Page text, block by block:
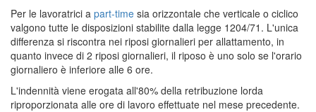
Per le lavoratrici a part-time sia orizzontale che verticale o ciclico
valgono tutte le disposizioni stabilite dalla legge 1204/71. L'unica
differenza si riscontra nei riposi giornalieri per allattamento, in
quanto invece di 2 riposi giornalieri, il riposo è uno solo se l'orario
giornaliero è inferiore alle 6 ore.
L'indennità viene erogata all'80% della retribuzione lorda
riproporzionata alle ore di lavoro effettuate nel mese precedente.